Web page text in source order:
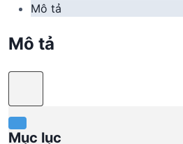
Mô tả
Mô tả
Mục lục